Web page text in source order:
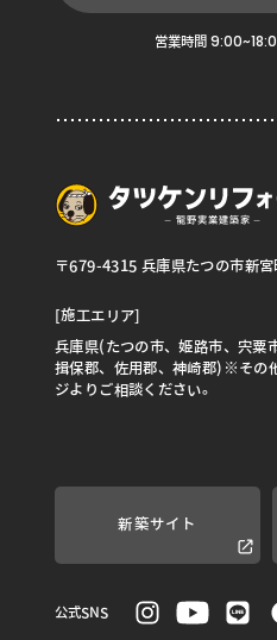
営業時間
〒679-4315 兵庫県たつの市新
[施工エリア]
兵庫県(たつの市、姫路市、宍粟
揖保郡、佐用郡、神崎郡)※その
ジよりご相談ください。
新築サイト
公式SNS